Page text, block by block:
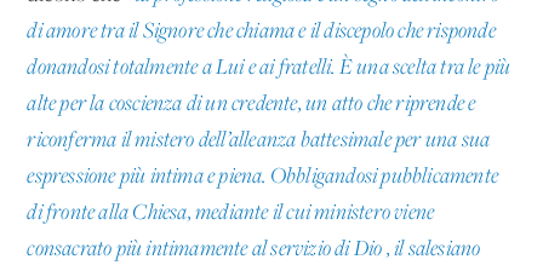
di amore tra il Signore che chiama e il discepolo che risponde
donandosi totalmente a Lui e ai fratelli. È una scelta tra le più
alte per la coscienza di un credente, un atto che riprende e
riconferma il mistero dell’alleanza battesimale per una sua
espressione più intima e piena. Obbligandosi pubblicamente
di fronte alla Chiesa, mediante il cui ministero viene
consacrato più intimamente al servizio di Dio , il salesiano